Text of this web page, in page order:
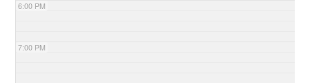
6:00 PM
7:00 PM